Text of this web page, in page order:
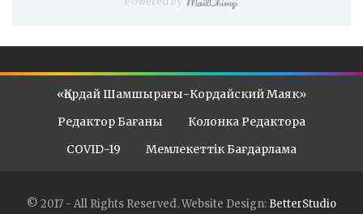
«Қордай Шамшырағы-Кордайский Маяк»
Редактор Бағаны
Колонка Редактора
COVID-19
Мемлекеттік Бағдарлама
© 2017 - All Rights Reserved.Website Design: BetterStudio